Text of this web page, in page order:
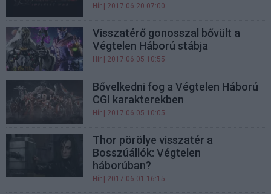
Hír | 2017.06.20 07:00
Visszatérő gonosszal bővült a
Végtelen Háború stábja
Hír | 2017.06.05 10:55
Bővelkedni fog a Végtelen Háború
CGI karakterekben
Hír | 2017.06.05 10:05
Thor pörölye visszatér a
Bosszúállók: Végtelen
háborúban?
Hír | 2017.06.01 16:15